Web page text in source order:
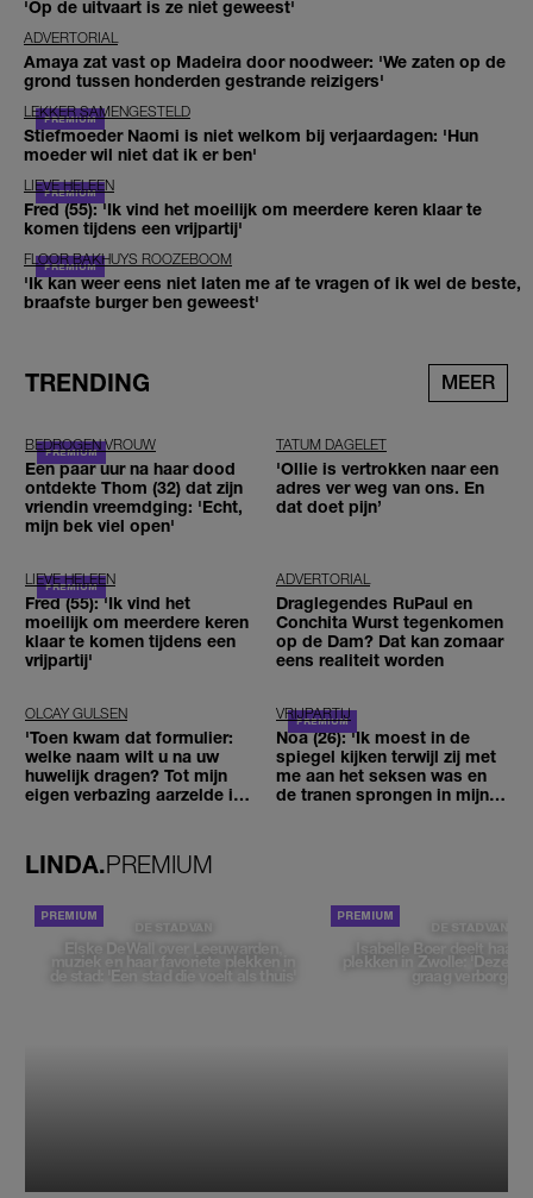
'Op de uitvaart is ze niet geweest'
ADVERTORIAL
Amaya zat vast op Madeira door noodweer: 'We zaten op de
grond tussen honderden gestrande reizigers'
LEKKER SAMENGESTELD
Stiefmoeder Naomi is niet welkom bij verjaardagen: 'Hun
moeder wil niet dat ik er ben'
LIEVE HELEEN
Fred (55): 'Ik vind het moeilijk om meerdere keren klaar te
komen tijdens een vrijpartij'
FLOOR BAKHUYS ROOZEBOOM
'Ik kan weer eens niet laten me af te vragen of ik wel de beste,
braafste burger ben geweest'
TRENDING MEER
BEDROGEN VROUW
Een paar uur na haar dood
ontdekte Thom (32) dat zijn
vriendin vreemdging: 'Echt,
mijn bek viel open'
TATUM DAGELET
'Ollie is vertrokken naar een
adres ver weg van ons. En
dat doet pijn’
LIEVE HELEEN
Fred (55): 'Ik vind het
moeilijk om meerdere keren
klaar te komen tijdens een
vrijpartij'
ADVERTORIAL
Draglegendes RuPaul en
Conchita Wurst tegenkomen
op de Dam? Dat kan zomaar
eens realiteit worden
OLCAY GULSEN
'Toen kwam dat formulier:
welke naam wilt u na uw
huwelijk dragen? Tot mijn
eigen verbazing aarzelde ik
VRIJPARTIJ
Noa (26): 'Ik moest in de
spiegel kijken terwijl zij met
me aan het seksen was en
de tranen sprongen in mijn
LINDA.PREMIUM
DE STAD VAN
Elske DeWall over Leeuwarden,
muziek en haar favoriete plekken in
de stad: 'Een stad die voelt als thuis'
DE STAD VAN
Isabelle Boer deelt haar
plekken in Zwolle: 'Deze
graag verborgen'